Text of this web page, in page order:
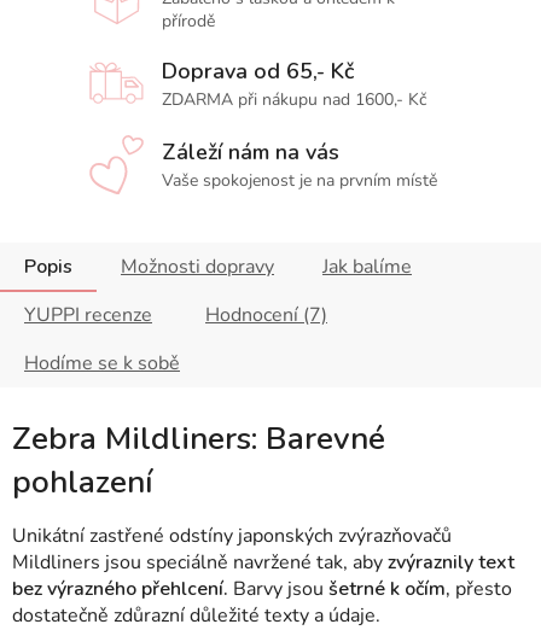
přírodě
Doprava od 65,- Kč
ZDARMA při nákupu nad 1600,- Kč
Záleží nám na vás
Vaše spokojenost je na prvním místě
Popis Možnosti dopravy
Jak balíme
YUPPI recenze
Hodnocení (7)
Hodíme se k sobě
Zebra Mildliners: Barevné
pohlazení
Unikátní zastřené odstíny japonských zvýrazňovačů
Mildliners jsou speciálně navržené tak, abyzvýraznily text
bez výrazného přehlcení. Barvy jsou šetrné k očím, přesto
dostatečně zdůrazní důležité texty a údaje.